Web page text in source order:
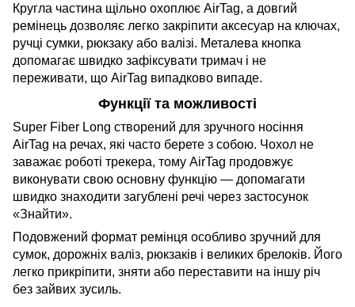
Кругла частина щільно охоплює AirTag, а довгий
ремінець дозволяє легко закріпити аксесуар на ключах,
ручці сумки, рюкзаку або валізі. Металева кнопка
допомагає швидко зафіксувати тримач і не
переживати, що AirTag випадково випаде.
Функції та можливості
Super Fiber Long створений для зручного носіння
AirTag на речах, які часто берете з собою. Чохол не
заважає роботі трекера, тому AirTag продовжує
виконувати свою основну функцію — допомагати
швидко знаходити загублені речі через застосунок
«Знайти».
Подовжений формат ремінця особливо зручний для
сумок, дорожніх валіз, рюкзаків і великих брелоків. Його
легко прикріпити, зняти або переставити на іншу річ
без зайвих зусиль.